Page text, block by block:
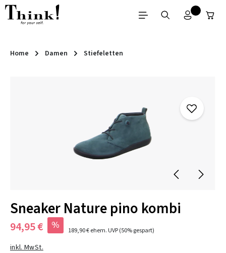
Zum Hauptinhalt springen
Home Damen Stiefeletten
Sneaker Nature pino kombi
94,95 € % 189,90 €ehem. UVP(50% gespart)
inkl. MwSt.